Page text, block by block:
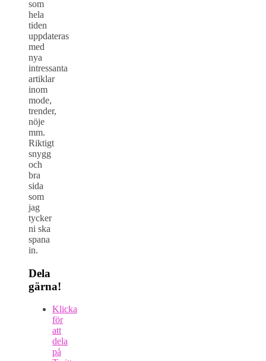
som
hela
tiden
uppdateras
med
nya
intressanta
artiklar
inom
mode,
trender,
nöje
mm.
Riktigt
snygg
och
bra
sida
som
jag
tycker
ni ska
spana
in.
Dela
gärna!
Klicka
för
att
dela
på